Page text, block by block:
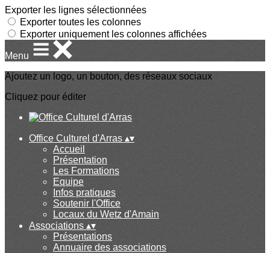
Exporter les lignes sélectionnées
Exporter toutes les colonnes
Exporter uniquement les colonnes affichées
Menu
Ajoutez un logo, un bouton, des réseaux sociaux
Cliquez pour éditer
Office Culturel d'Arras ▴▾
Accueil
Présentation
Les Formations
Equipe
Infos pratiques
Soutenir l'Office
Locaux du Wetz d'Amain
Associations ▴▾
Présentations
Annuaire des associations